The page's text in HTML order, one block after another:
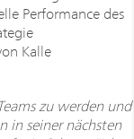
Performance des
Kalle
zu werden und
in seiner nächsten